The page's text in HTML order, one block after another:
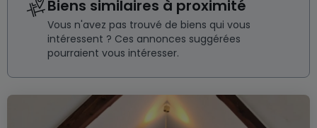
Biens similaires à proximité
Vous n'avez pas trouvé de biens qui vous
intéressent ? Ces annonces suggérées
pourraient vous intéresser.